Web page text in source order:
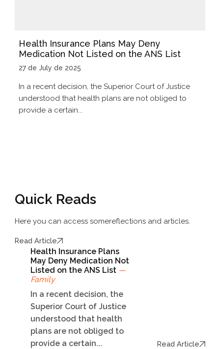
Health Insurance Plans May Deny
Medication Not Listed on the ANS List
27 de July de 2025
In a recent decision, the Superior Court of Justice
understood that health plans are not obliged to
provide a certain...
Quick Reads
Here you can access somereflections and articles.
Read Article
Health Insurance Plans
May Deny Medication Not
Listed on the ANS List —
Family
In a recent decision, the
Superior Court of Justice
understood that health
plans are not obliged to
provide a certain...
Read Article